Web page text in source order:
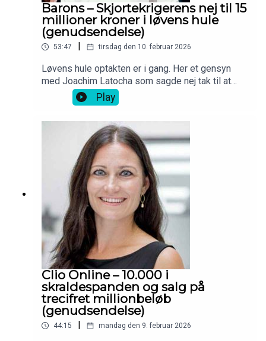
Barons – Skjortekrigerens nej til 15
millioner kroner i løvens hule
(genudsendelse)
53:47 | tirsdag den 10. februar 2026
Løvens hule optakten er i gang. Her et gensyn
med Joachim Latocha som sagde nej tak til at
sælge Barons til Jesper Buch mod ejerskab i
Shaping New Tomorrow.
Play
Clio Online – 10.000 i
skraldespanden og salg på
trecifret millionbeløb
(genudsendelse)
44:15 mandag den 9. februar 2026